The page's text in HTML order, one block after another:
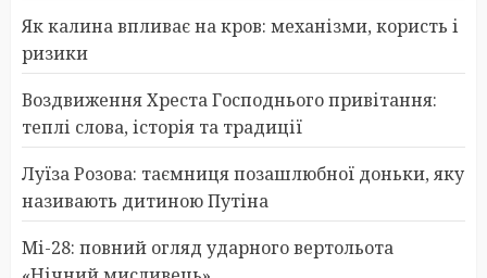
Як калина впливає на кров: механізми, користь і
ризики
Воздвиження Хреста Господнього привітання:
теплі слова, історія та традиції
Луїза Розова: таємниця позашлюбної доньки, яку
називають дитиною Путіна
Мі-28: повний огляд ударного вертольота